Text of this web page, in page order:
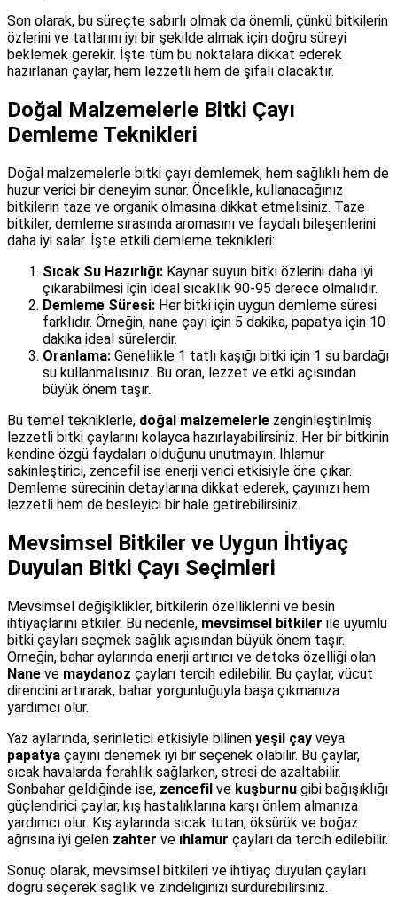
Son olarak, bu süreçte sabırlı olmak da önemli, çünkü bitkilerin
özlerini ve tatlarını iyi bir şekilde almak için doğru süreyi
beklemek gerekir. İşte tüm bu noktalara dikkat ederek
hazırlanan çaylar, hem lezzetli hem de şifalı olacaktır.
Doğal Malzemelerle Bitki Çayı
Demleme Teknikleri
Doğal malzemelerle bitki çayı demlemek, hem sağlıklı hem de
huzur verici bir deneyim sunar. Öncelikle, kullanacağınız
bitkilerin taze ve organik olmasına dikkat etmelisiniz. Taze
bitkiler, demleme sırasında aromasını ve faydalı bileşenlerini
daha iyi salar. İşte etkili demleme teknikleri:
Sıcak Su Hazırlığı: Kaynar suyun bitki özlerini daha iyi
çıkarabilmesi için ideal sıcaklık 90-95 derece olmalıdır.
Demleme Süresi: Her bitki için uygun demleme süresi
farklıdır. Örneğin, nane çayı için 5 dakika, papatya için 10
dakika ideal sürelerdir.
Oranlama: Genellikle 1 tatlı kaşığı bitki için 1 su bardağı
su kullanmalısınız. Bu oran, lezzet ve etki açısından
büyük önem taşır.
Bu temel tekniklerle, doğal malzemelerle zenginleştirilmiş
lezzetli bitki çaylarını kolayca hazırlayabilirsiniz. Her bir bitkinin
kendine özgü faydaları olduğunu unutmayın. Ihlamur
sakinleştirici, zencefil ise enerji verici etkisiyle öne çıkar.
Demleme sürecinin detaylarına dikkat ederek, çayınızı hem
lezzetli hem de besleyici bir hale getirebilirsiniz.
Mevsimsel Bitkiler ve Uygun İhtiyaç
Duyulan Bitki Çayı Seçimleri
Mevsimsel değişiklikler, bitkilerin özelliklerini ve besin
ihtiyaçlarını etkiler. Bu nedenle, mevsimsel bitkiler ile uyumlu
bitki çayları seçmek sağlık açısından büyük önem taşır.
Örneğin, bahar aylarında enerji artırıcı ve detoks özelliği olan
Nane ve maydanoz çayları tercih edilebilir. Bu çaylar, vücut
direncini artırarak, bahar yorgunluğuyla başa çıkmanıza
yardımcı olur.
Yaz aylarında, serinletici etkisiyle bilinen yeşil çay veya
papatya çayını denemek iyi bir seçenek olabilir. Bu çaylar,
sıcak havalarda ferahlık sağlarken, stresi de azaltabilir.
Sonbahar geldiğinde ise, zencefil ve kuşburnu gibi bağışıklığı
güçlendirici çaylar, kış hastalıklarına karşı önlem almanıza
yardımcı olur. Kış aylarında sıcak tutan, öksürük ve boğaz
ağrısına iyi gelen zahter ve ıhlamur çayları da tercih edilebilir.
Sonuç olarak, mevsimsel bitkileri ve ihtiyaç duyulan çayları
doğru seçerek sağlık ve zindeliğinizi sürdürebilirsiniz.